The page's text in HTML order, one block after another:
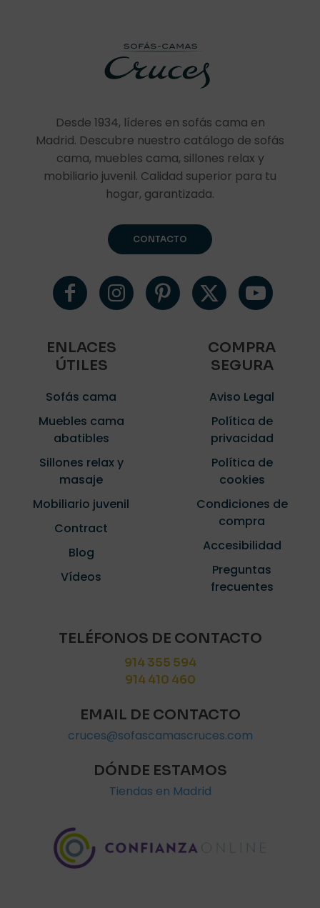
Desde 1934, líderes en sofás cama en
Madrid. Descubre nuestro catálogo de sofás
cama, muebles cama, sillones relax y
mobiliario juvenil. Calidad superior para tu
hogar, garantizada.
CONTACTO
ENLACES
ÚTILES
Sofás cama
Muebles cama
abatibles
Sillones relax y
masaje
Mobiliario juvenil
Contract
Blog
Vídeos
COMPRA
SEGURA
Aviso Legal
Política de
privacidad
Política de
cookies
Condiciones de
compra
Accesibilidad
Preguntas
frecuentes
TELÉFONOS DE CONTACTO
914 355 594
914 410 460
EMAIL DE CONTACTO
cruces@sofascamascruces.com
DÓNDE ESTAMOS
Tiendas en Madrid